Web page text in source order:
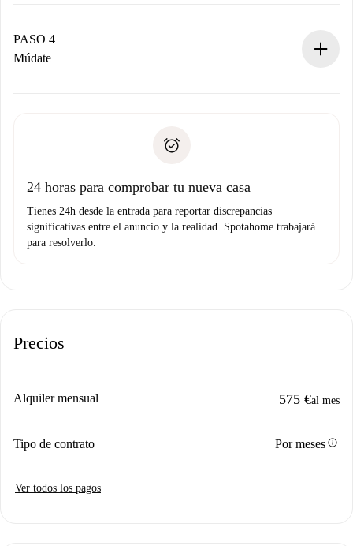
contacto con el propietario.
Si es rechazada: No te haremos ningún cargo y te
Prueba de solvencia
PASO 4
Múdate
no nos comunicas ningún problema.
24 horas para comprobar tu nueva casa
Tienes 24h desde la entrada para reportar discrepancias
significativas entre el anuncio y la realidad. Spotahome trabajará
para resolverlo.
Precios
Alquiler mensual 575 €al mes
Tipo de contrato Por mesesinfo
Ver todos los pagos